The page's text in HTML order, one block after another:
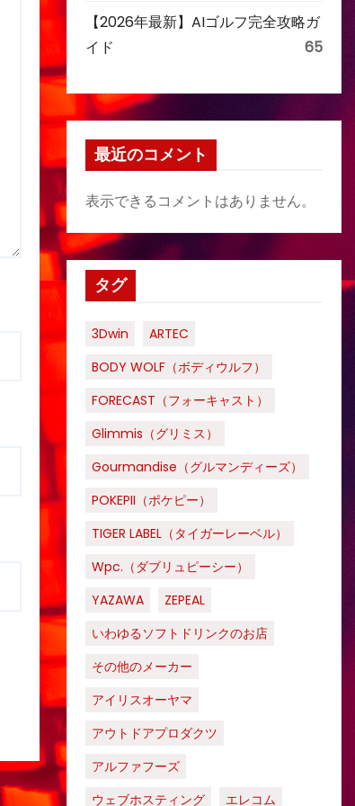
【2026年最新】AIゴルフ完全攻略ガ
イド
65
最近のコメント
表示できるコメントはありません。
タグ
3Dwin
ARTEC
BODY WOLF（ボディウルフ）
FORECAST（フォーキャスト）
Glimmis（グリミス）
Gourmandise（グルマンディーズ）
POKEPII（ポケピー）
TIGER LABEL（タイガーレーベル）
Wpc.（ダブリュピーシー）
YAZAWA
ZEPEAL
いわゆるソフトドリンクのお店
その他のメーカー
アイリスオーヤマ
アウトドアプロダクツ
アルファフーズ
ウェブホスティング
エレコム